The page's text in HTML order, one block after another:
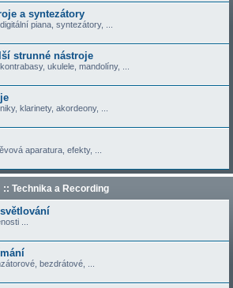
a syntezátory
piana, syntezátory, ...
strunné nástroje
ukulele, mandolíny, ...
klarinety, akordeony, ...
aparatura, efekty, ...
:: Technika a Recording
...
bezdrátové, ...